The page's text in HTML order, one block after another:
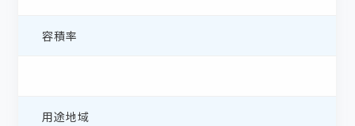
容積率
用途地域